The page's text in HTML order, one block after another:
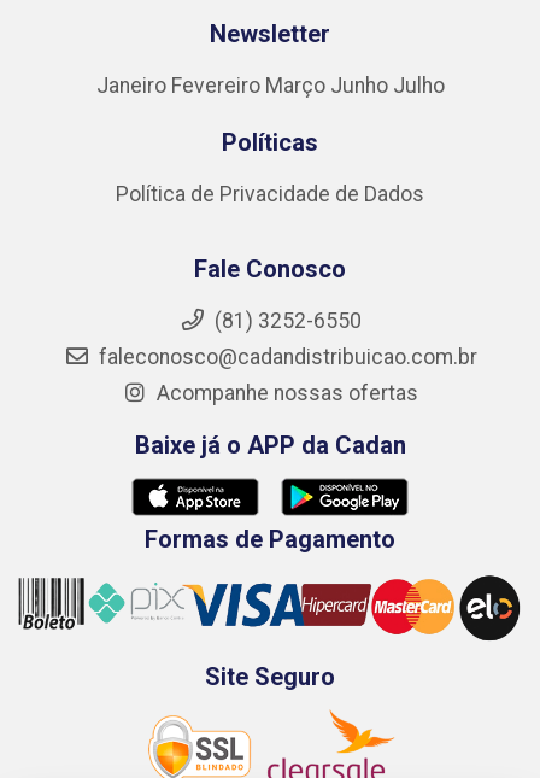
Newsletter
Janeiro Fevereiro Março Junho Julho
Políticas
Política de Privacidade de Dados
Fale Conosco
(81) 3252-6550
faleconosco@cadandistribuicao.com.br
Acompanhe nossas ofertas
Baixe já o APP da Cadan
Formas de Pagamento
Site Seguro